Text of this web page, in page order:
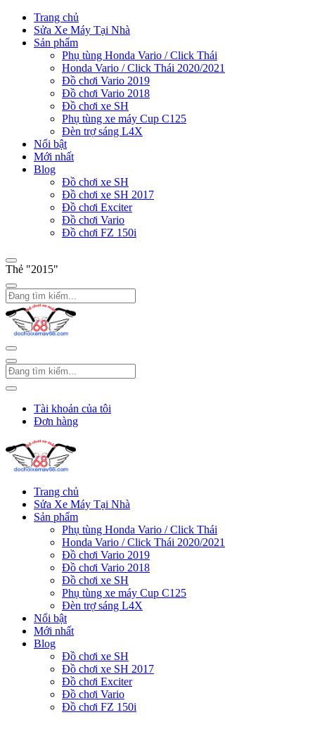
Trang chủ
Sửa Xe Máy Tại Nhà
Sản phẩm
Phụ tùng Honda Vario / Click Thái
Honda Vario / Click Thái 2020/2021
Đồ chơi Vario 2019
Đồ chơi Vario 2018
Đồ chơi xe SH
Phụ tùng xe máy Cup C125
Đèn trợ sáng L4X
Nổi bật
Mới nhất
Blog
Đồ chơi xe SH
Đồ chơi xe SH 2017
Đồ chơi Exciter
Đồ chơi Vario
Đồ chơi FZ 150i
Thẻ "2015"
Tài khoản của tôi
Đơn hàng
Trang chủ
Sửa Xe Máy Tại Nhà
Sản phẩm
Phụ tùng Honda Vario / Click Thái
Honda Vario / Click Thái 2020/2021
Đồ chơi Vario 2019
Đồ chơi Vario 2018
Đồ chơi xe SH
Phụ tùng xe máy Cup C125
Đèn trợ sáng L4X
Nổi bật
Mới nhất
Blog
Đồ chơi xe SH
Đồ chơi xe SH 2017
Đồ chơi Exciter
Đồ chơi Vario
Đồ chơi FZ 150i